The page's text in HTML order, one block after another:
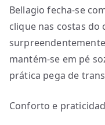
Bellagio fecha-se
clique nas costas do
mantém-se em pé
prática pega de
Conforto e